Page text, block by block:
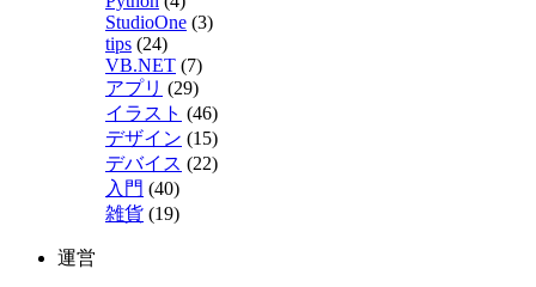
StudioOne (3)
tips (24)
VB.NET (7)
アプリ (29)
イラスト (46)
デザイン (15)
デバイス (22)
入門 (40)
雑貨 (19)
運営